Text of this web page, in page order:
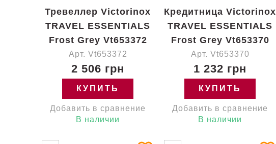
Тревеллер Victorinox
TRAVEL ESSENTIALS
Frost Grey Vt653372
Арт. Vt653372
2 506 грн
КУПИТЬ
Добавить в сравнение
В наличии
Кредитница Victorinox
TRAVEL ESSENTIALS
Frost Grey Vt653370
Арт. Vt653370
1 232 грн
КУПИТЬ
Добавить в сравнение
В наличии